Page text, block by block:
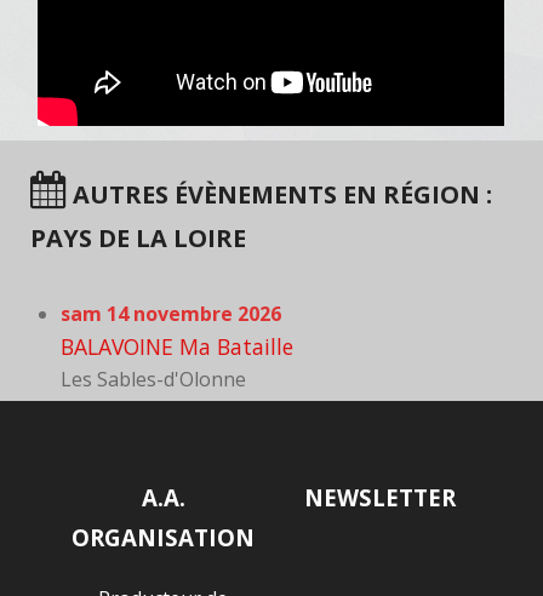
AUTRES ÉVÈNEMENTS EN RÉGION :
PAYS DE LA LOIRE
sam 14 novembre 2026
BALAVOINE Ma Bataille
Les Sables-d'Olonne
A.A.
ORGANISATION
NEWSLETTER